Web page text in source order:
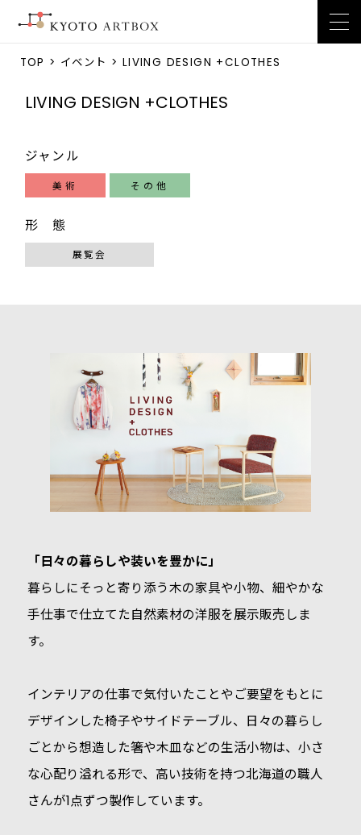
TOP > イベント > LIVING DESIGN +CLOTHES
LIVING DESIGN +CLOTHES
ジャンル
美術 その他
形 態
展覧会
「日々の暮らしや装いを豊かに」
暮らしにそっと寄り添う木の家具や小物、細やかな
手仕事で仕立てた自然素材の洋服を展示販売しま
す。
インテリアの仕事で気付いたことやご要望をもとに
デザインした椅子やサイドテーブル、日々の暮らし
ごとから想造した箸や木皿などの生活小物は、小さ
な心配り溢れる形で、高い技術を持つ北海道の職人
さんが1点ずつ製作しています。